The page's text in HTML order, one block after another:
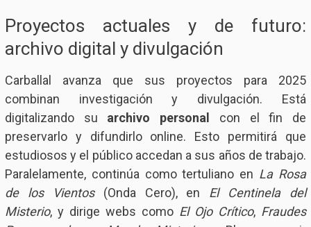
Proyectos actuales y de futuro:
archivo digital y divulgación
Carballal avanza que sus proyectos para 2025
combinan investigación y divulgación. Está
digitalizando su archivo personal
con el fin de
preservarlo y difundirlo online. Esto permitirá que
estudiosos y el público accedan a sus años de trabajo.
Paralelamente, continúa como tertuliano en La Rosa
de los Vientos(Onda Cero), en El Centinela del
Misterio, y dirige webs como El Ojo Crítico, Fraudes